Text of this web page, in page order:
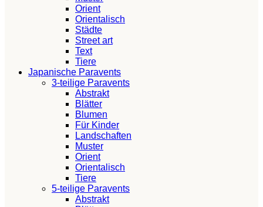
Orient
Orientalisch
Städte
Street art
Text
Tiere
Japanische Paravents
3-teilige Paravents
Abstrakt
Blätter
Blumen
Für Kinder
Landschaften
Muster
Orient
Orientalisch
Tiere
5-teilige Paravents
Abstrakt